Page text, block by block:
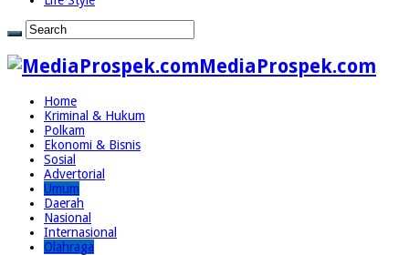
MediaProspek.com
Home
Kriminal & Hukum
Polkam
Ekonomi & Bisnis
Sosial
Advertorial
Umum
Daerah
Nasional
Internasional
Olahraga